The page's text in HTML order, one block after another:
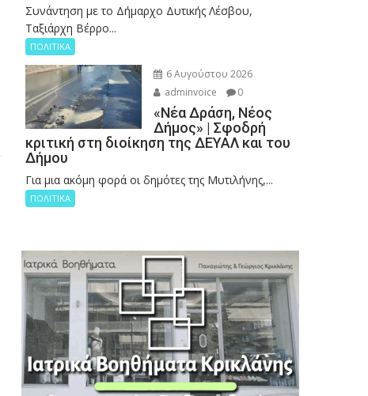
Συνάντηση με το Δήμαρχο Δυτικής Λέσβου,
Ταξιάρχη Βέρρο...
ΠΟΛΙΤΙΚΑ
6 Αυγούστου 2026
adminvoice
0
«Νέα Δράση, Νέος
Δήμος» | Σφοδρή
κριτική στη διοίκηση της ΔΕΥΑΛ και του
Δήμου
Για μια ακόμη φορά οι δημότες της Μυτιλήνης,...
ΠΟΛΙΤΙΚΑ